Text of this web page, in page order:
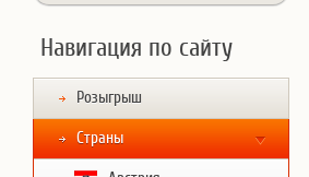
Навигация по сайту
Розыгрыш
Страны